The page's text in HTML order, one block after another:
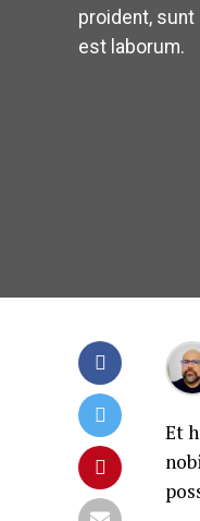
proident,
est laborum.
Et